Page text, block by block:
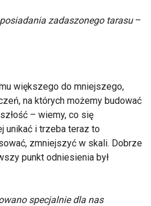
zadaszonego tarasu–
większego do mniejszego,
na których możemy budować
– wiemy, co się
unikać i trzeba teraz to
zmniejszyć w skali. Dobrze
punkt odniesienia był
specjalnie dla nas